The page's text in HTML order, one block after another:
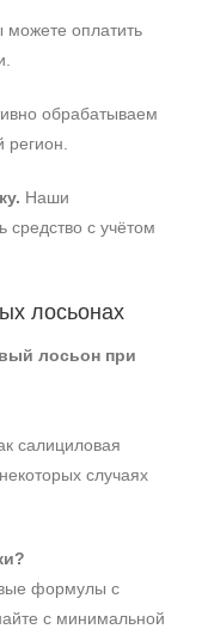
можете оплатить
обрабатываем
Наши
средство с учётом
лосьонах
лосьон при
салициловая
случаях
формулы с
с минимальной